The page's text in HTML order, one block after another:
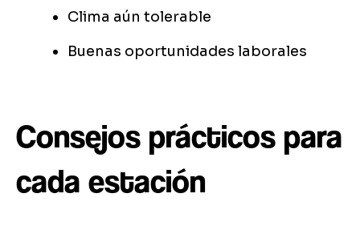
Clima aún tolerable
Buenas oportunidades laborales
Consejos prácticos para
cada estación